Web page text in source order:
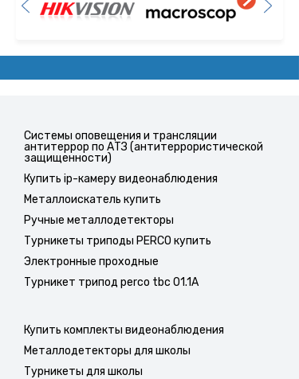
Системы оповещения и трансляции
антитеррор по АТЗ (антитеррористической
защищенности)
Купить ip-камеру видеонаблюдения
Металлоискатель купить
Ручные металлодетекторы
Турникеты триподы PERCO купить
Электронные проходные
Турникет трипод perco tbc 01.1A
Купить комплекты видеонаблюдения
Металлодетекторы для школы
Турникеты для школы